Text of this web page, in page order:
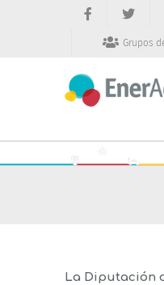
Grupos
La Diputación